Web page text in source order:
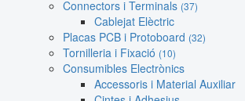
Connectors i Terminals (37)
Cablejat Elèctric
Placas PCB i Protoboard (32)
Tornilleria i Fixació (10)
Consumibles Electrònics
Accessoris i Material Auxiliar